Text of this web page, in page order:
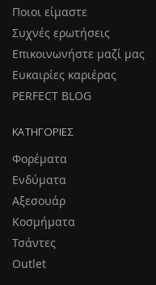
Ποιοι είμαστε
Συχνές ερωτήσεις
Επικοινωνήστε μαζί μας
Ευκαιρίες καριέρας
PERFECT BLOG
ΚΑΤΗΓΟΡΊΕΣ
Φορέματα
Ενδύματα
Αξεσουάρ
Κοσμήματα
Τσάντες
Outlet